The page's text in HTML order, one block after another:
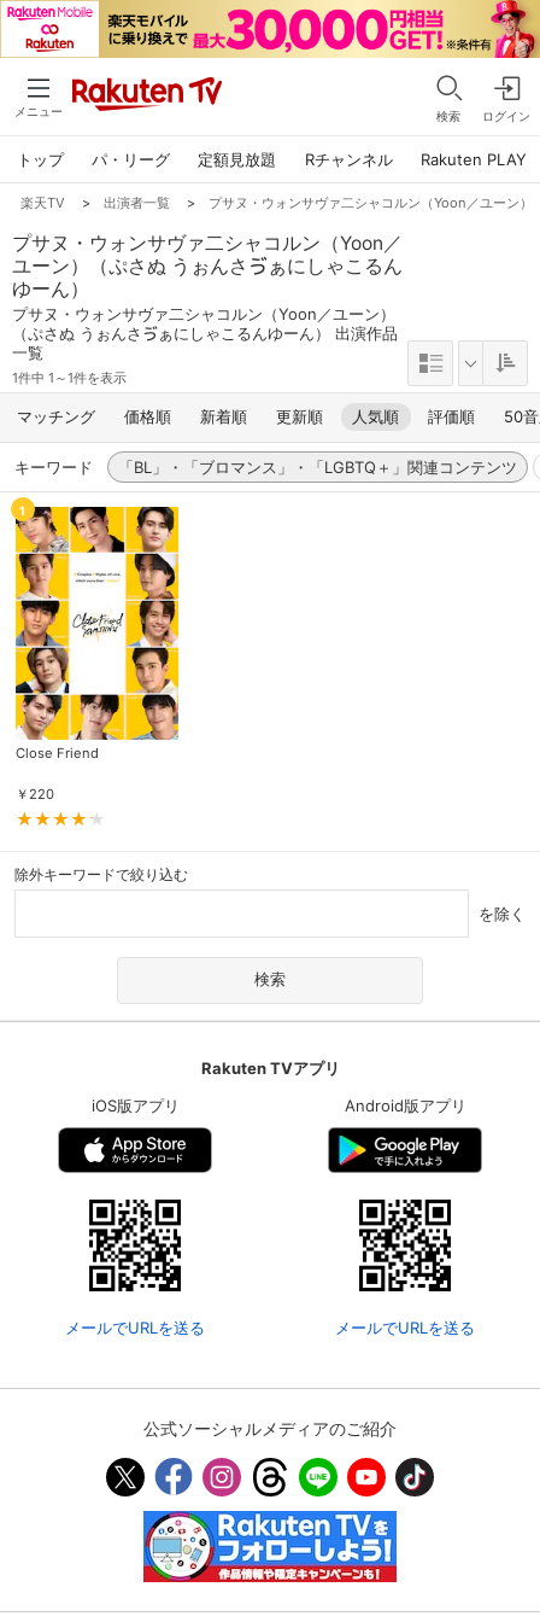
メニュー 検索 ログイン
トップ パ・リーグ 定額見放題 Rチャンネル Rakuten PLAY
楽天TV > 出演者一覧 > プサヌ・ウォンサヴァ二シャコルン（Yoon／ユーン
プサヌ・ウォンサヴァ二シャコルン（Yoon／
ユーン）（ぷさぬ うぉんさゔぁにしゃこるん
ゆーん）
プサヌ・ウォンサヴァ二シャコルン（Yoon／ユーン）
（ぷさぬ うぉんさゔぁにしゃこるんゆーん） 出演作品
一覧
1件中 1～1件を表示
マッチング 価格順 新着順 更新順 人気順 評価順 50
キーワード 「BL」・「ブロマンス」・「LGBTQ＋」関連コンテンツ
1
Close Friend
￥ 220
除外キーワードで絞り込む
を除く
Rakuten TVアプリ
iOS版アプリ
メールでURLを送る
Android版アプリ
メールでURLを送る
公式ソーシャルメディアのご紹介